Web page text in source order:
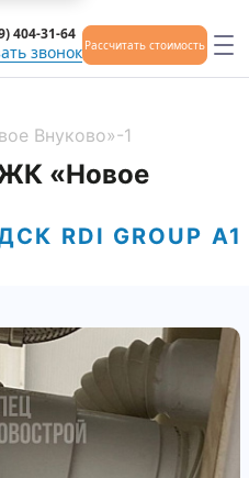
звонок
404-31-64
Рассчитать стоимость
Внуково»-1
«Новое
RDI GROUP